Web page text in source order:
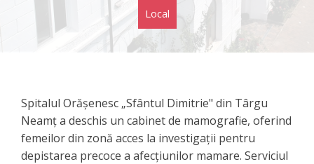
Local
Spitalul Orășenesc „Sfântul Dimitrie" din Târgu
Neamț a deschis un cabinet de mamografie, oferind
femeilor din zonă acces la investigații pentru
depistarea precoce a afecțiunilor mamare. Serviciul